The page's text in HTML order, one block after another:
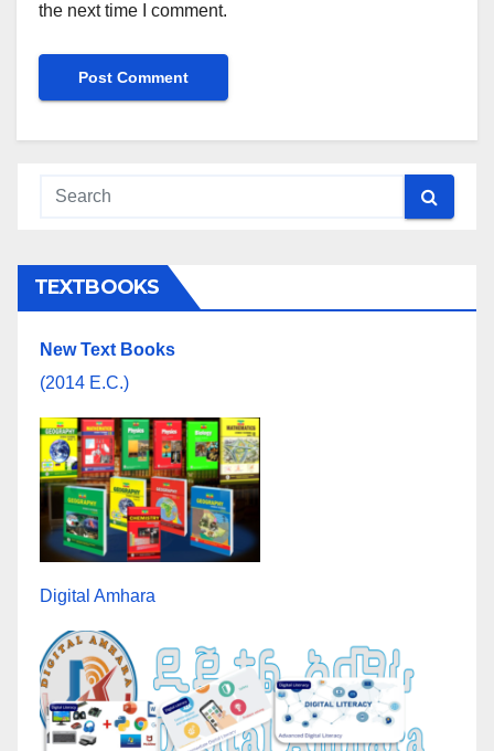
the next time I comment.
TEXTBOOKS
New Text Books
(2014 E.C.)
Digital Amhara